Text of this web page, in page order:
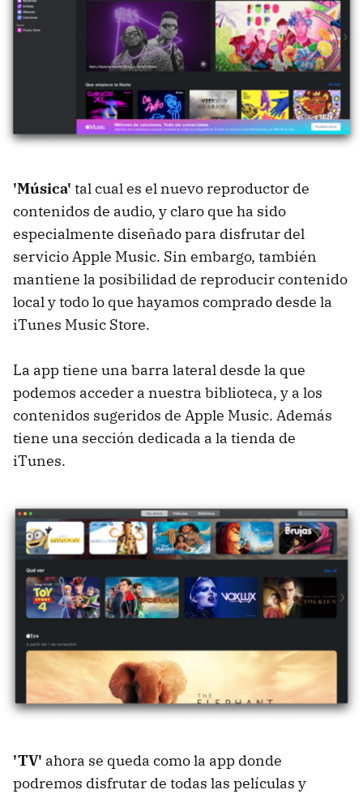
'Música' tal cual es el nuevo reproductor de
contenidos de audio, y claro que ha sido
especialmente diseñado para disfrutar del
servicio Apple Music. Sin embargo, también
mantiene la posibilidad de reproducir contenido
local y todo lo que hayamos comprado desde la
iTunes Music Store.
La app tiene una barra lateral desde la que
podemos acceder a nuestra biblioteca, y a los
contenidos sugeridos de Apple Music. Además
tiene una sección dedicada a la tienda de
iTunes.
'TV' ahora se queda como la app donde
podremos disfrutar de todas las películas y